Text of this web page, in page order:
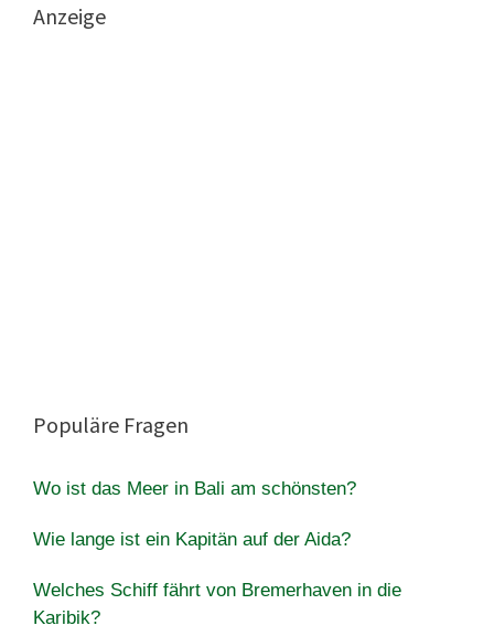
Anzeige
Populäre Fragen
Wo ist das Meer in Bali am schönsten?
Wie lange ist ein Kapitän auf der Aida?
Welches Schiff fährt von Bremerhaven in die
Karibik?